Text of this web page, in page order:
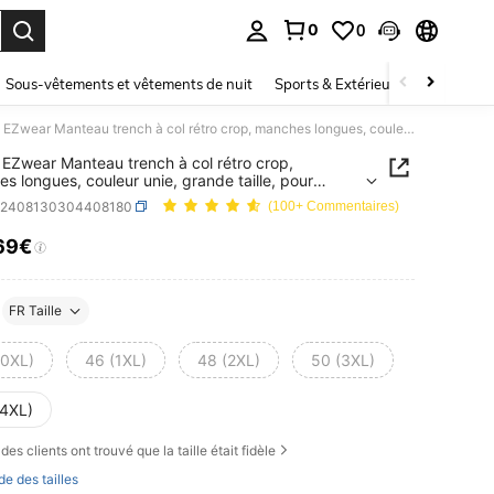
0 0
Sous-vêtements et vêtements de nuit Sports & Extérieur Enfants
SHEIN EZwear Manteau trench à col rétro crop, manches longues, couleur unie, grande taille, pour l'automne/hiver
EZwear Manteau trench à col rétro crop,
longues, couleur unie, grande taille, pour
hiver
(100+ Commentaires)
AND AVAILABILITY
FR Taille
46 (1XL) 48 (2XL) 50 (3XL)
des clients ont trouvé que la taille était fidèle
des tailles